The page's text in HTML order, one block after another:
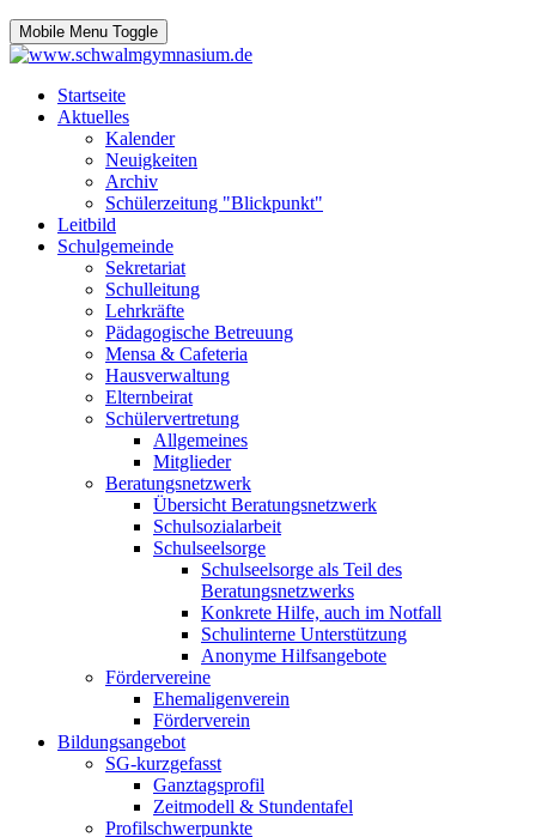
Mobile Menu Toggle
Startseite
Aktuelles
Kalender
Neuigkeiten
Archiv
Schülerzeitung "Blickpunkt"
Leitbild
Schulgemeinde
Sekretariat
Schulleitung
Lehrkräfte
Pädagogische Betreuung
Mensa & Cafeteria
Hausverwaltung
Elternbeirat
Schülervertretung
Allgemeines
Mitglieder
Beratungsnetzwerk
Übersicht Beratungsnetzwerk
Schulsozialarbeit
Schulseelsorge
Schulseelsorge als Teil des
Beratungsnetzwerks
Konkrete Hilfe, auch im Notfall
Schulinterne Unterstützung
Anonyme Hilfsangebote
Fördervereine
Ehemaligenverein
Förderverein
Bildungsangebot
SG-kurzgefasst
Ganztagsprofil
Zeitmodell & Stundentafel
Profilschwerpunkte